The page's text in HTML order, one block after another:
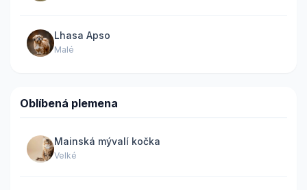
Lhasa Apso
Malé
Oblíbená plemena
Mainská mývalí kočka
Velké